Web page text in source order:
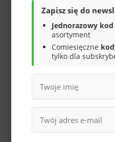
Więcej informacji.
OSZCZĘDŹ
Zapisz się do
Jednorazowy kod
asortyment
Comiesięczne
tylko dla